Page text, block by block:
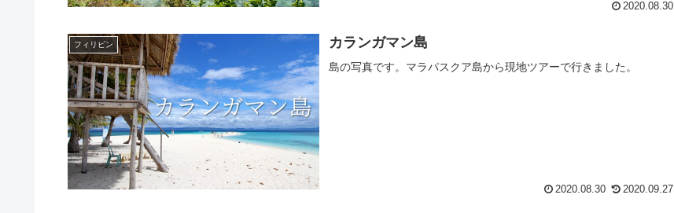
2020.08.30
フィリピン カランガマン島
島の写真です。マラパスクア島から現地ツアーで行きました。
2020.08.30 2020.09.27